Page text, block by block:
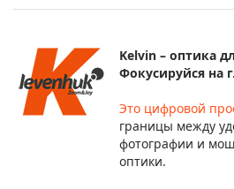
Kelvin – оптика
Фокусируйся на
Это цифровой
границы между
фотографии и
оптики.